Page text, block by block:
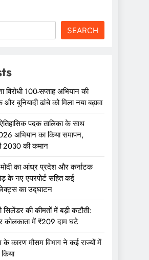
SEARCH
100-सप्ताह अभियान की
बुनियादी ढांचे को मिला नया बढ़ावा
पदक तालिका के साथ
अभियान का किया समापन,
2030 की कमान
का आंध्र प्रदेश और कर्नाटक
के नए एयरपोर्ट सहित कई
का उद्घाटन
सिलेंडर की कीमतों में बड़ी कटौती:
कोलकाता में ₹209 दाम घटे
के कारण मौसम विभाग ने कई राज्यों में